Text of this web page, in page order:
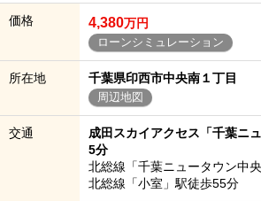
価格 4,380万円
ローンシミュレーション
所在地 千葉県印西市中央南１丁目
周辺地図
交通
成田スカイアクセス「千葉ニ
5分
北総線「千葉ニュータウン中
北総線「小室」駅徒歩55分